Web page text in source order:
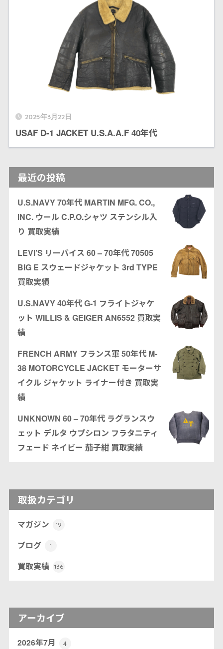
2025年3月22日
USAF D-1 JACKET U.S.A.A.F 40年代
最近の投稿
U.S.NAVY 70年代 MARTIN MFG. CO.,
INC. ウール C.P.O.シャツ ステンシル入
り 買取実績
LEVI’S リーバイス 60 – 70年代 70505
BIG E スウェードジャケット 3rd TYPE
買取実績
U.S.NAVY 40年代 G-1 フライトジャケ
ット WILLIS & GEIGER AN6552 買取実
績
FRENCH ARMY フランス軍 50年代 M-
38 MOTORCYCLE JACKET モーターサ
イクル ジャケット ライナー付き 買取実
績
UNKNOWN 60 – 70年代 ラグランスウ
ェット デルタ ウプシロン フラタニティ
フェード ネイビー 茄子紺 買取実績
取扱カテゴリ
マガジン 19
ブログ 1
買取実績 136
アーカイブ
2026年7月 4